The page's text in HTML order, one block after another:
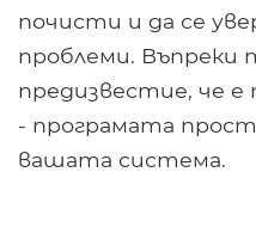
почисти и да се
проблеми. Въпреки
предизвестие, че е
- програмата
вашата система.